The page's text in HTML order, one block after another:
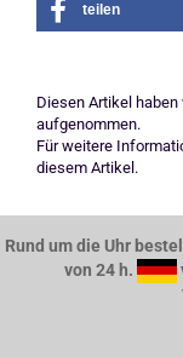
teilen
Diesen Artikel
aufgenommen.
Für weitere
diesem Artikel.
Rund um die Uhr
von 24 h.